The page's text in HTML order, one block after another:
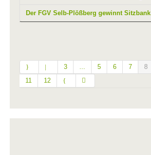
Der FGV Selb-Plößberg gewinnt Sitzbank
3 5 6 7 8
11
12